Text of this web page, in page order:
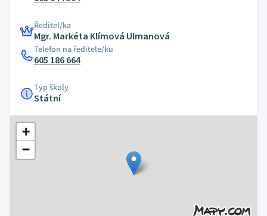
Ředitel/ka
Mgr. Markéta Klímová Ulmanová
Telefon na ředitele/ku
605 186 664
Typ školy
Státní
+
−